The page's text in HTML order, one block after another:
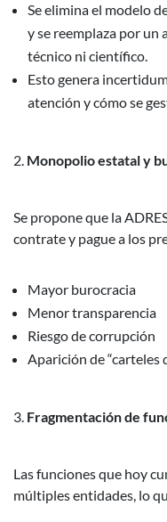
Se elimina el modelo
y se reemplaza por un
técnico ni científico.
Esto genera
atención y cómo se
Monopolio estatal y
Se propone que la
contrate y pague a los
Mayor burocracia
Menor transparencia
Riesgo de corrupción
Aparición de “carteles
Fragmentación de
Las funciones que hoy
múltiples entidades, lo